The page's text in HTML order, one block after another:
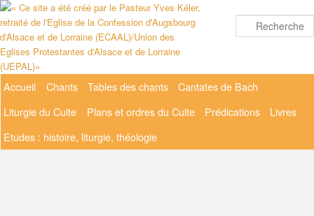
Aller
au
contenu
principal
Menu
Accueil Chants Tables des chants
Cantates de Bach
Liturgie du Culte
Plans et ordres du Culte Prédications
Livres
Etudes : histoire, liturgie, théologie